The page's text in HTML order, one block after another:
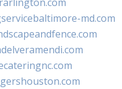
md.com